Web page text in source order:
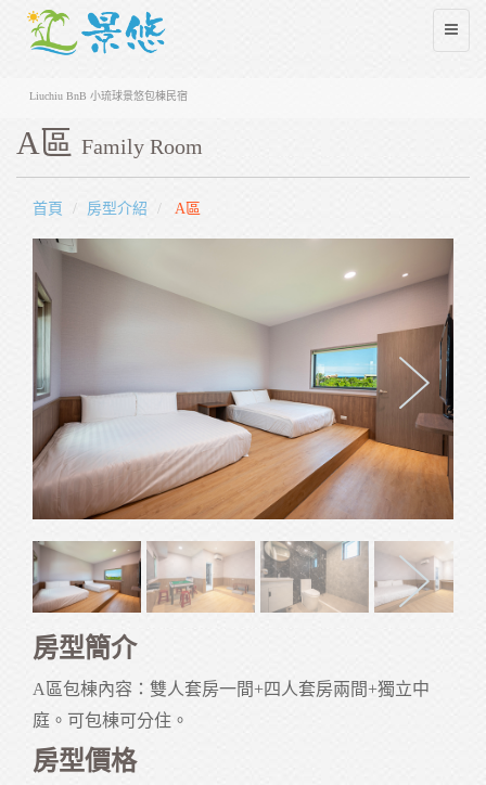
Liuchiu BnB 小琉球景悠包棟民宿
A區 Family Room
首頁 房型介紹 A區
房型簡介
A區包棟內容：雙人套房一間+四人套房兩間+獨立中
庭。可包棟可分住。
房型價格